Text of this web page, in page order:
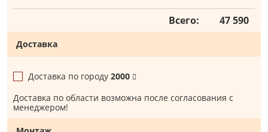
Всего: 47 590
Доставка
Доставка по городу 2000
Доставка по области возможна после согласования с
менеджером!